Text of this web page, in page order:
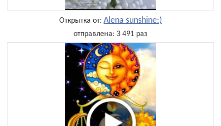
Открытка от: Alena sunshine:)
отправлена: 3 491 раз